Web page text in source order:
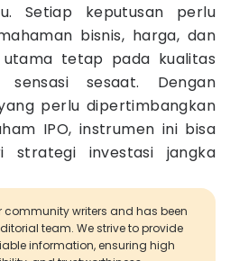
Setiap keputusan perlu
bisnis, harga, dan
utama tetap pada kualitas
sensasi sesaat. Dengan
perlu dipertimbangkan
IPO, instrumen ini bisa
strategi investasi jangka
community writers and has been
team. We strive to provide
information, ensuring high